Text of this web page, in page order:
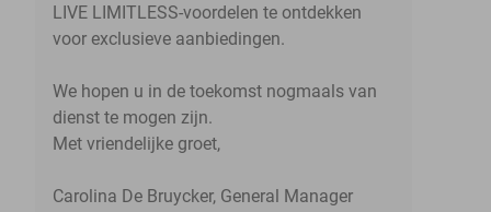
LIVE LIMITLESS-voordelen te ontdekken
voor exclusieve aanbiedingen.
We hopen u in de toekomst nogmaals van
dienst te mogen zijn.
Met vriendelijke groet,
Carolina De Bruycker, General Manager